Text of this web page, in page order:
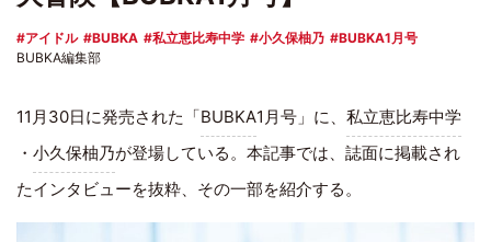
アイドル BUBKA 私立恵比寿中学 小久保柚乃
BUBKA1月号
BUBKA編集部
11月30日に発売された「BUBKA1月号」に、 私立恵比寿中学
・ 小久保柚乃が登場している。本記事では、誌面に掲載され
たインタビューを抜粋、その一部を紹介する。